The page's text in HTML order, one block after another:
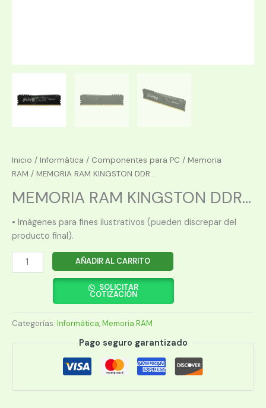
Inicio / Informática / Componentes para PC / Memoria
RAM / MEMORIA RAM KINGSTON DDR...
MEMORIA RAM KINGSTON DDR...
• Imágenes para fines ilustrativos (pueden discrepar del
producto final).
MEMORIA
RAM
16G
3600
XMP
AÑADIR AL CARRITO
SOLICITAR
COTIZACIÓN
Categorías: Informática,Memoria RAM
Pago seguro garantizado